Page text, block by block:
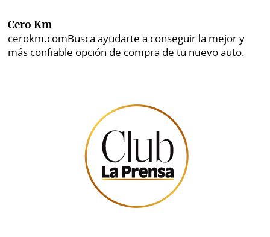
Cero Km
cerokm.comBusca ayudarte a conseguir la mejor y
más confiable opción de compra de tu nuevo auto.